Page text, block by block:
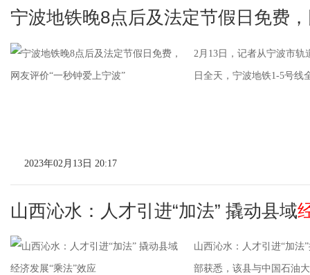
宁波地铁晚8点后及法定节假日免费
2月13日，记者从宁波市
日全天，宁波地铁1-5号线
2023年02月13日 20:17
山西沁水：人才引进“加法” 撬动县域
山西沁水：人才引进“加法
部获悉，该县与中国石油